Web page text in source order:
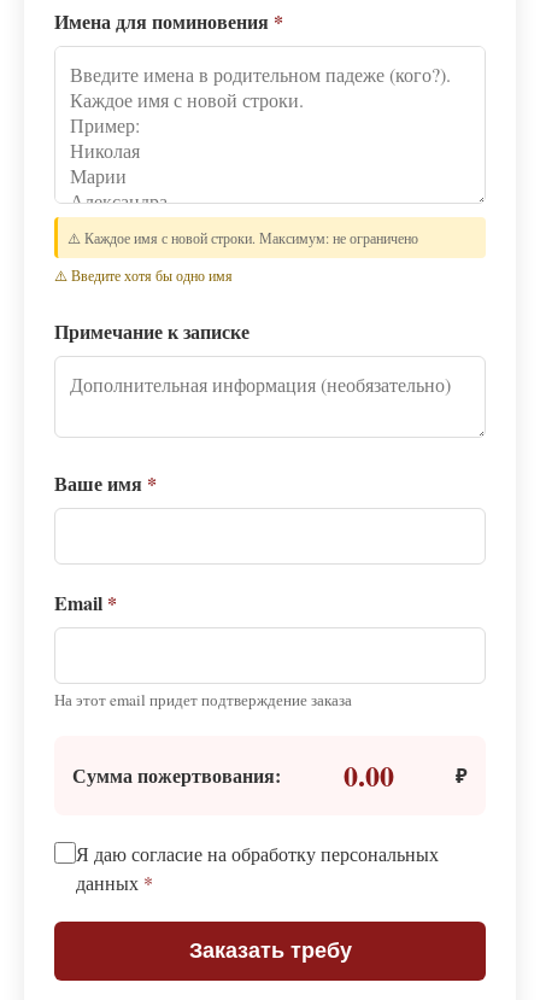
Имена для поминовения *
⚠️ Каждое имя с новой строки. Максимум: не ограничено
⚠️ Введите хотя бы одно имя
Примечание к записке
Ваше имя *
Email *
На этот email придет подтверждение заказа
Сумма пожертвования: 0.00 ₽
Я даю согласие на обработку персональных
данных *
Заказать требу